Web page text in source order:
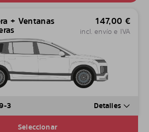
+ Ventanas
147,00 €
incl. envío e IVA
3 Detalles
Seleccionar